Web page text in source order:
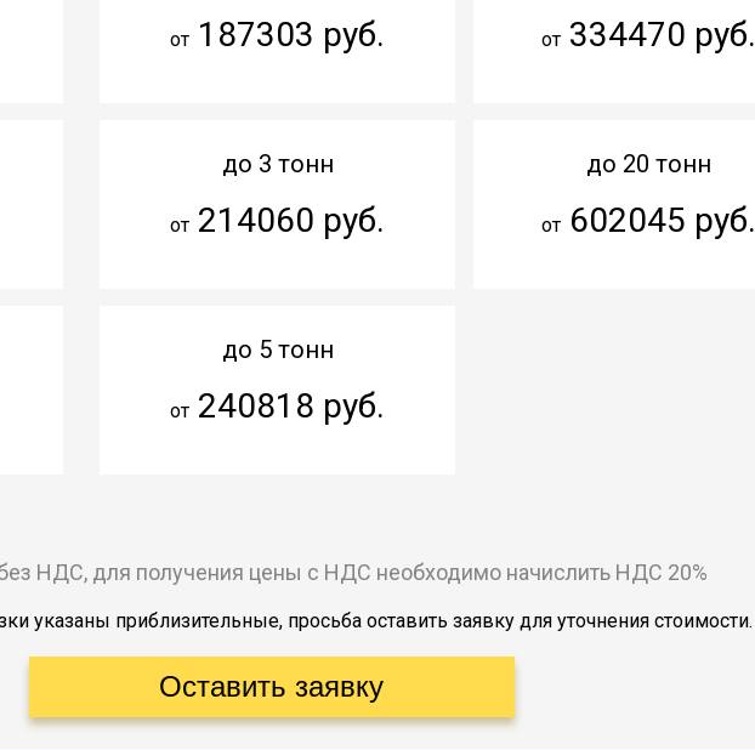
от 187303 руб.
до 3 тонн
от 214060 руб.
до 5 тонн
от 240818 руб.
от334470 руб.
до 20 тонн
от602045 руб.
НДС, для получения цены с НДС необходимо начислить НДС 20%
указаны приблизительные, просьба оставить заявку для уточнения стоимости.